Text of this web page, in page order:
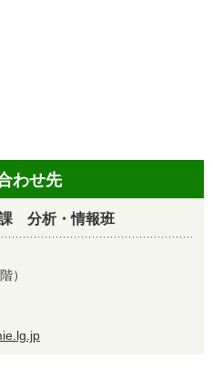
わせ先
分析・情報班
）